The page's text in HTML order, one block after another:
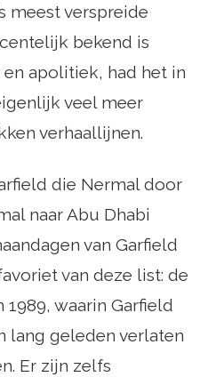
meest verspreide
bekend is
apolitiek, had het in
veel meer
verhaallijnen.
die Nermal door
naar Abu Dhabi
van Garfield
van deze list: de
waarin Garfield
lang geleden verlaten
Er zijn zelfs